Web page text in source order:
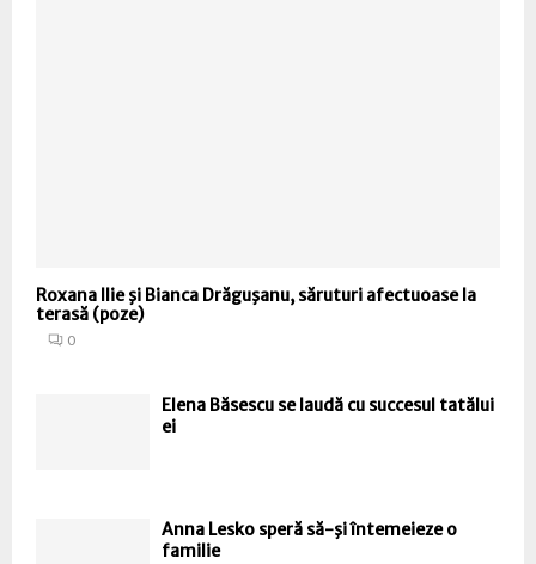
Roxana Ilie şi Bianca Drăguşanu, săruturi afectuoase la
terasă (poze)
0
Elena Băsescu se laudă cu succesul tatălui
ei
Anna Lesko speră să-şi întemeieze o
familie